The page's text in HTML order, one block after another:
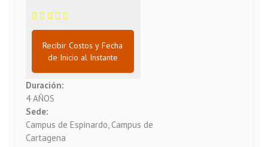
Recibir Costos y Fecha
de Inicio al Instante
Duración:
4 AÑOS
Sede:
Campus de Espinardo, Campus de
Cartagena